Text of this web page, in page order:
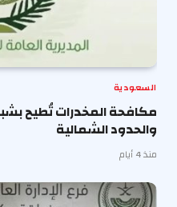
السعودية
مكافحة المخدرات تُطيح
والحدود الشمالية
منذ 4 أيام